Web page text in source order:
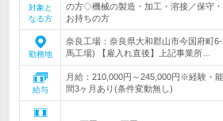
対象と
なる方
の方◇機械の製造・加工・溶接／保守
お持ちの方
勤務地
奈良工場：奈良県大和郡山市今国府町
馬工場) 【雇入れ直後】上記事業所…
給与
月給：210,000円～245,000円※経験・
間3ヶ月あり(条件変動無し)